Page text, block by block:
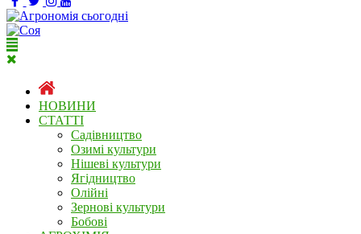
НОВИНИ
СТАТТІ
Садівництво
Озимі культури
Нішеві культури
Ягідництво
Олійні
Зернові культури
Бобові